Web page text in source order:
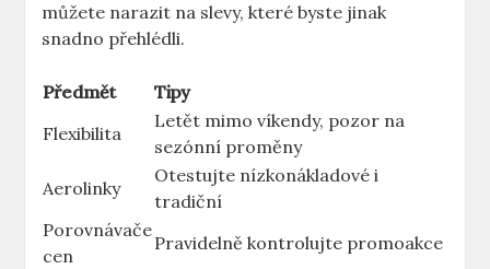
můžete narazit na slevy, které byste jinak
snadno přehlédli.
Předmět
Tipy
Flexibilita
Letět mimo víkendy, pozor na
sezónní proměny
Aerolinky
Otestujte nízkonákladové i
tradiční
Porovnávače
cen
Pravidelně kontrolujte promoakce